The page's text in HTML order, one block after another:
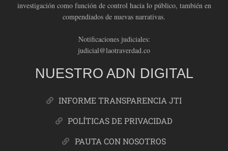
investigación como función de control hacia lo público, también en
compendiados de nuevas narrativas.
Notificaciones judiciales:
judicial@laotraverdad.co
NUESTRO ADN DIGITAL
INFORME TRANSPARENCIA JTI
POLÍTICAS DE PRIVACIDAD
PAUTA CON NOSOTROS